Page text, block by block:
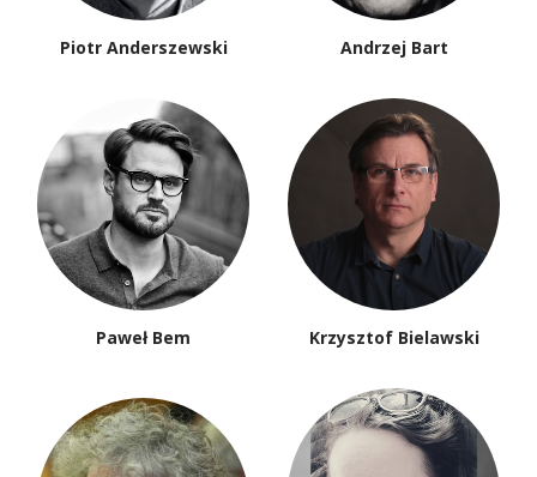
Piotr Anderszewski Andrzej Bart
Paweł Bem Krzysztof Bielawski